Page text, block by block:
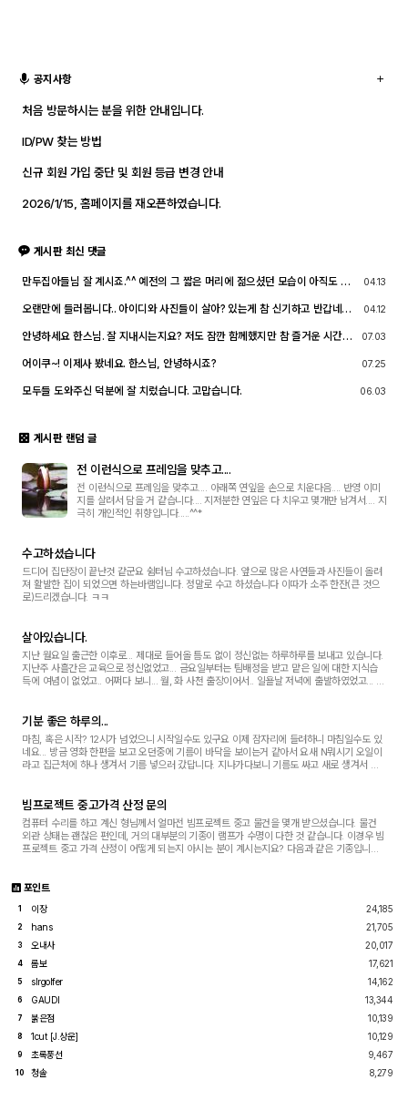
공지사항
처음 방문하시는 분을 위한 안내입니다.
ID/PW 찾는 방법
신규 회원 가입 중단 및 회원 등급 변경 안내
2026/1/15, 홈페이지를 재오픈하였습니다.
게시판 최신 댓글
만두집아들님 잘 계시죠.^^ 예전의 그 짧은 머리에 젊으셨던 모습이 아직도 기
호회 활동의 추억을 남길 겸 가능한 계속 홈페이지를 유지할 예정입니다. 생각
나실 때 종종 방문해 주세요.^^
04.13
오랜만에 들러봅니다.. 아이디와 사진들이 살아? 있는게 참 신기하고 반갑네요
이제 제가 그 나이가 되버렸습니다^^..
04.12
안녕하세요 한스님. 잘 지내시는지요? 저도 잠깐 함께했지만 참 즐거운 시간이
07.03
어이쿠~! 이제사 봤네요. 한스님, 안녕하시죠? 07.25
모두들 도와주신 덕분에 잘 치렀습니다. 고맙습니다. 06.03
게시판 랜덤 글
전 이런식으로 프레임을 맞추고....
전 이런식으로 프레임을 맞추고.... 아래쪽 연잎을 손으로 치운다음.... 반영 이미
지를 살려서 담을 거 같습니다.... 지저분한 연잎은 다 치우고 몇개만 남겨서.... 지
극히 개인적인 취향입니다.....^^*
수고하셨습니다
드디어 집단장이 끝난것 같군요 쉼터님 수고하셨습니다. 앞으로 많은 사연들과 사진들이 올려
져 활발한 집이 되었으면 하는바램입니다. 정말로 수고 하셨습니다 이따가 소주 한잔(큰 것으
로)드리겠습니다. ㅋㅋ
살아있습니다.
지난 월요일 출근한 이후로... 제대로 들어올 틈도 없이 정신없는 하루하루를 보내고 있습니다.
지난주 사흘간은 교육으로 정신없었고... 금요일부터는 팀배정을 받고 맡은 일에 대한 지식습
득에 여념이 없었고.. 어쩌다 보니... 월, 화 사천 출장이어서.. 일욜날 저녁에 출발하였었고... 그
기분 좋은 하루의...
마침, 혹은 시작? 12시가 넘었으니 시작일수도 있구요 이제 잠자리에 들려하니 마침일수도 있
네요... 방금 영화 한편을 보고 오던중에 기름이 바닥을 보이는거 같아서 요새 N뭐시기 오일이
라고 집근처에 하나 생겨서 기름 넣으러 갔답니다. 지나가다보니 기름도 싸고 새로 생겨서 홍
빔프로젝트 중고가격 산정 문의
컴퓨터 수리를 하고 계신 형님께서 얼마전 빔프로젝트 중고 물건을 몇개 받으셨습니다. 물건
외관 상태는 괜찮은 편인데, 거의 대부분의 기종이 램프가 수명이 다한 것 같습니다. 이경우 빔
프로젝트 중고 가격 산정이 어떻게 되는지 아시는 분이 계시는지요? 다음과 같은 기종입니다.
포인트
1 이장 24,185
2 hans 21,705
3 오내사 20,017
4 롬보 17,621
5 slrgolfer 14,162
6 GAUDI 13,344
7 붉은점 10,139
8 1cut [J.상운] 10,129
9 초록풍선 9,467
10 청솔 8,279